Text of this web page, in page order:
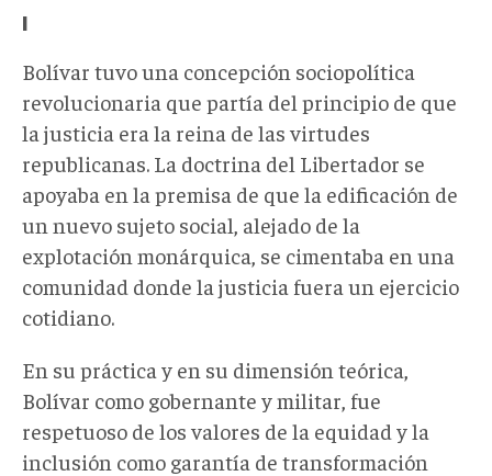
I
Bolívar tuvo una concepción sociopolítica
revolucionaria que partía del principio de que
la justicia era la reina de las virtudes
republicanas. La doctrina del Libertador se
apoyaba en la premisa de que la edificación de
un nuevo sujeto social, alejado de la
explotación monárquica, se cimentaba en una
comunidad donde la justicia fuera un ejercicio
cotidiano.
En su práctica y en su dimensión teórica,
Bolívar como gobernante y militar, fue
respetuoso de los valores de la equidad y la
inclusión como garantía de transformación